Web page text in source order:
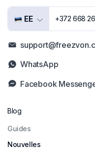
EE +372 668
Facebook
WhatsApp
Blog
Guides
Nouvelles